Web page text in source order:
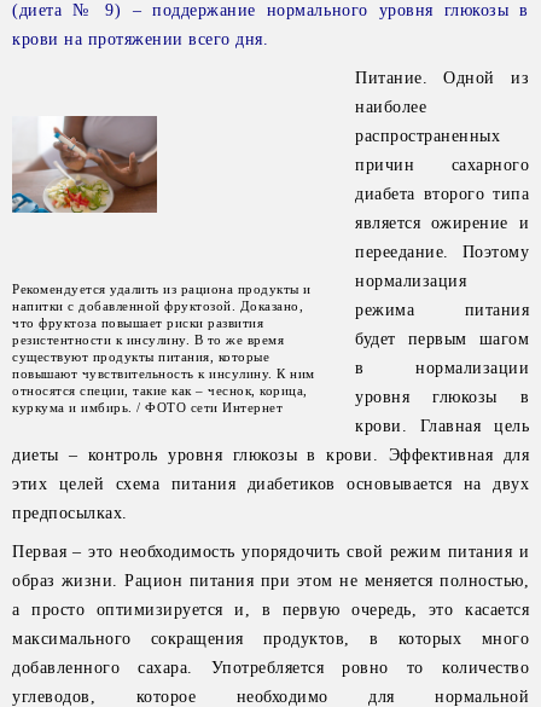
(диета № 9) – поддержание нормального уровня глюкозы в
крови на протяжении всего дня.
Рекомендуется удалить из рациона продукты и
напитки с добавленной фруктозой. Доказано,
что фруктоза повышает риски развития
резистентности к инсулину. В то же время
существуют продукты питания, которые
повышают чувствительность к инсулину. К ним
относятся специи, такие как – чеснок, корица,
куркума и имбирь. / ФОТО сети Интернет
Питание. Одной из
наиболее
распространенных
причин сахарного
диабета второго типа
является ожирение и
переедание. Поэтому
нормализация
режима питания
будет первым шагом
в нормализации
уровня глюкозы в
крови. Главная цель
диеты – контроль уровня глюкозы в крови. Эффективная для
этих целей схема питания диабетиков основывается на двух
предпосылках.
Первая – это необходимость упорядочить свой режим питания и
образ жизни. Рацион питания при этом не меняется полностью,
а просто оптимизируется и, в первую очередь, это касается
максимального сокращения продуктов, в которых много
добавленного сахара. Употребляется ровно то количество
углеводов, которое необходимо для нормальной